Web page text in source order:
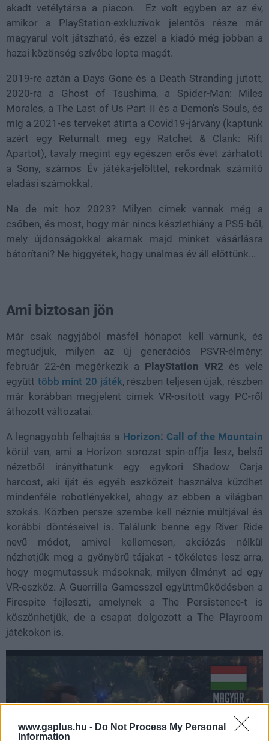
www.gsplus.hu - Do Not Process My Personal
Information
akadt vetélytársa a piacon.
Ez volt egyben az az év,
amikor a PlayStation-exkluzívok jelentős része már
magyarul volt játszható, és ezzel a kiadó még jobban a
hazai közönség szívébe lopta magát.
2019-re aztán a Days Gone és a Death Stranding jutott,
2020-ra a Ghost of Tsushima, a Spider-Man: Miles
Morales, a The Last of Us Part II és a Demon's Souls, és
míg a 2021-es terveket átírta a Covid19-járvány (kaptunk
azért egy Returnalt meg egy Ratchet & Clank: Rift
Apartot), tavaly megint egy egészen erős évet zárhatott
a Sony, számos Év játéka-jelölttel, rekordnak számító
eladási számokkal.
Na de mit hoz 2023? Milyen címek vannak még a
csőben, és most, hogy már nincs készlethiány a PS5-ből,
mely újdonságokkal akarnak majd minket vásárlásra
bátorítani? Ne higgyétek, hogy unalmas év áll előttünk...
Ami biztosan jön
Már csak nagyjából másfél hónapot kell várnunk, és
megtudjuk, milyen az új generációs PSVR-élmény:
február 22-én megérkezik a PlayStation VR2 és vele
együtt több mint 20 játék, részben teljesen újak, részben
már korábban megjelent címek VR-osított vagy PC-ről
áthozott változatai.
A legnagyobb felhajtás a Horizon: Call of the Mountain
körül van, ami a Horizon sorozat spin-offja lesz, belső
nézetből irányíthatunk egy egykori Shadow Carja
harcost, aki íját és egyéb eszközeit használva küzdhet
mindenféle robotlényekkel, ahogy az ebben a világban
szokás. Közben persze szembe kell néznie múltjával és
korábbi döntéseivel is. Találunk benne egy River Ride
nevű módot, amivel kellemesen, akciózás nélkül
nézhetjük meg a gyönyörű tájakat - tökéletes lesz arra,
hogy megmutassuk másoknak, milyen élményt ad egy
VR-eszköz. A Guerrilla Gamesszel együttműködésben a
Firespite fejleszti, amelynek a The Persistence-t is
köszönhetjük, de a csapat dolgozott a The Playroom
játékokon is.